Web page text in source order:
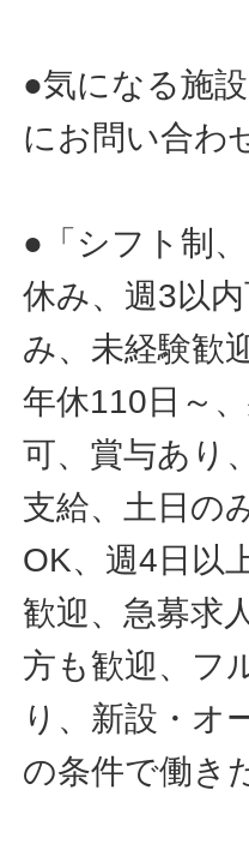
●気になる施
にお問い合わ
●「シフト制
休み、週3以
み、未経験歓
年休110日～
可、賞与あり
支給、土日の
OK、週4日以
歓迎、急募求
方も歓迎、フ
り、新設・オ
の条件で働き